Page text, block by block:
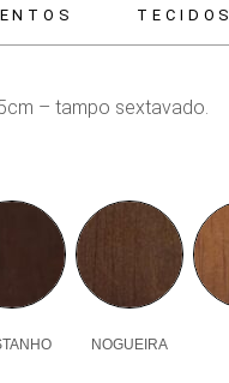
TECIDOS
– tampo sextavado.
NOGUEIRA